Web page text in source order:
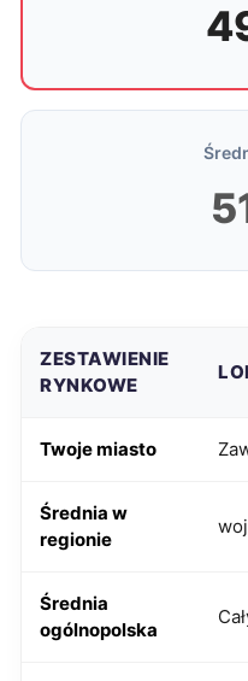
ZESTAWIENIE
RYNKOWE
Twoje miasto
Średnia w
regionie
Średnia
ogólnopolska